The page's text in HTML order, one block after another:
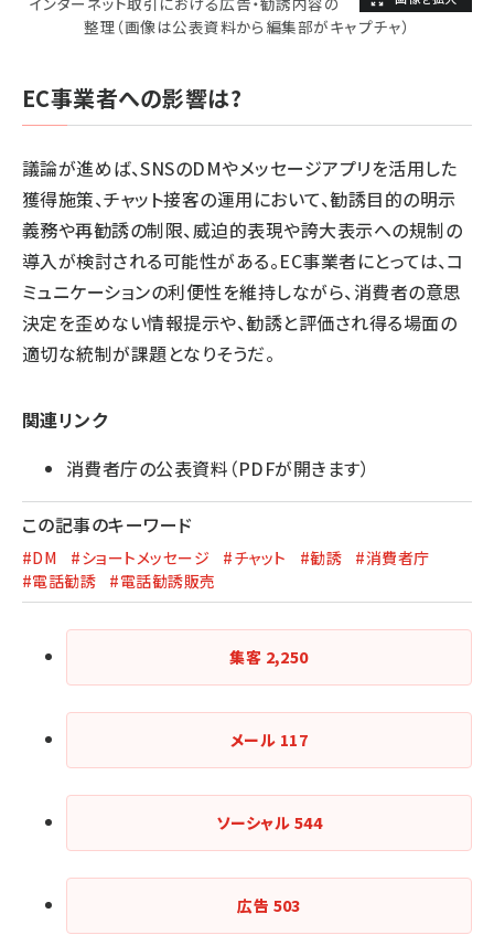
整理（画像は公表資料から編集部がキャプチャ）
EC事業者への影響は?
議論が進めば、SNSのDMやメッセージアプリを活用した
獲得施策、チャット接客の運用において、勧誘目的の明示
義務や再勧誘の制限、威迫的表現や誇大表示への規制の
導入が検討される可能性がある。EC事業者にとっては、コ
ミュニケーションの利便性を維持しながら、消費者の意思
決定を歪めない情報提示や、勧誘と評価され得る場面の
適切な統制が課題となりそうだ。
関連リンク
消費者庁の公表資料（PDFが開きます）
この記事のキーワード
#DM #ショートメッセージ #チャット #勧誘
#消費者庁
#電話勧誘
#電話勧誘販売
集客 2,250
メール 117
ソーシャル 544
広告 503